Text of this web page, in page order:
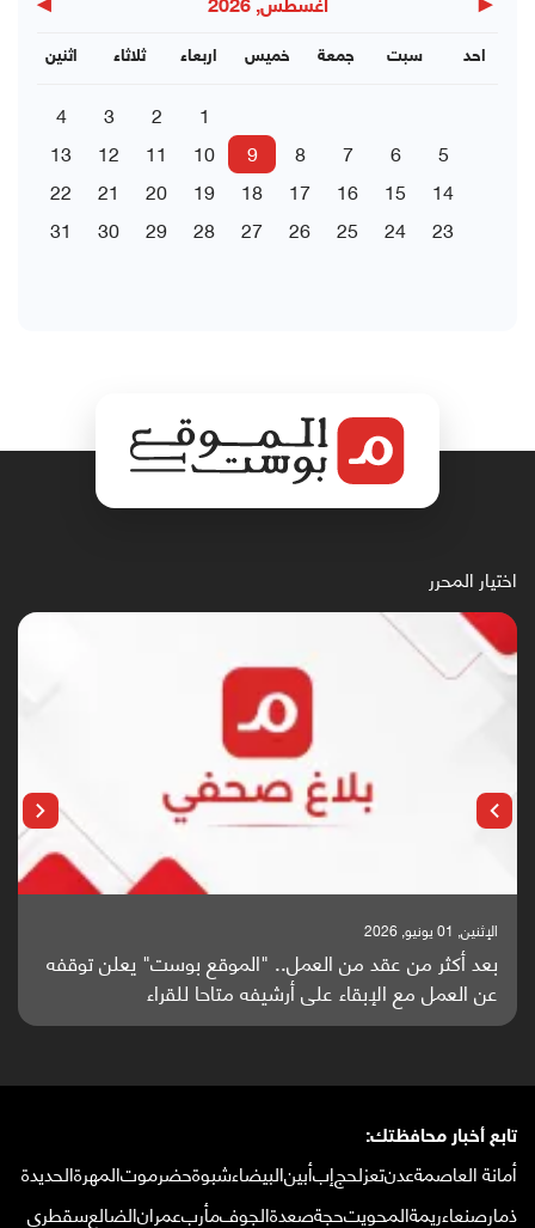
◀ اغسطس, 2026 ▶
اثنين ثلاثاء اربعاء خميس جمعة سبت احد
1
2
3
4
5
6
7
8
9
10
11
12
13
14
15
16
17
18
19
20
21
22
23
24
25
26
27
28
29
30
31
اختيار المحرر
الإثنين, 25 مايو, 2026
باحثون من اليمن يدخلون سباق أبحاث ألزهايمر بدراسة
واعدة منشورة عالميا (ترجمة)
تابع أخبار محافظتك:
أمانة العاصمةعدنتعزلحجإبأبينالبيضاءشبوةحضرموتالمهرةالحديدة
ذمارصنعاءريمةالمحويتحجةصعدةالجوفمأربعمرانالضالعسقطرى